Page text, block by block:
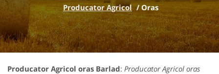
Producator Agricol /Oras
Producator Agricol oras Barlad: Producator Agricol oras